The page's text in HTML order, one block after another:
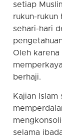
setiap
rukun-rukun
sehari-hari
Oleh
berhaji.
Kajian
selama